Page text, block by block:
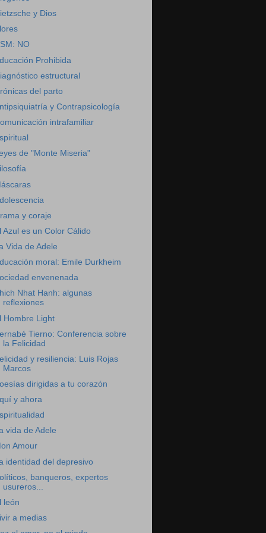
y Dios
NO
Prohibida
estructural
del parto
y Contrapsicología
intrafamiliar
de "Monte Miseria"
y coraje
Azul es un Color Cálido
Vida de Adele
moral: Emile Durkheim
envenenada
Nhat Hanh: algunas
reflexiones
Hombre Light
Tierno: Conferencia sobre
la Felicidad
y resiliencia: Luis Rojas
Marcos
dirigidas a tu corazón
y ahora
vida de Adele
Amour
identidad del depresivo
banqueros, expertos
usureros...
león
a medias